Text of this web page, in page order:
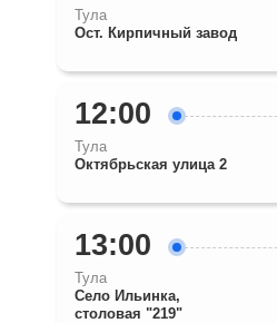
Тула
Ост. Кирпичный завод
12:00
Тула
Октябрьская улица 2
13:00
Тула
Село Ильинка,
столовая "219"